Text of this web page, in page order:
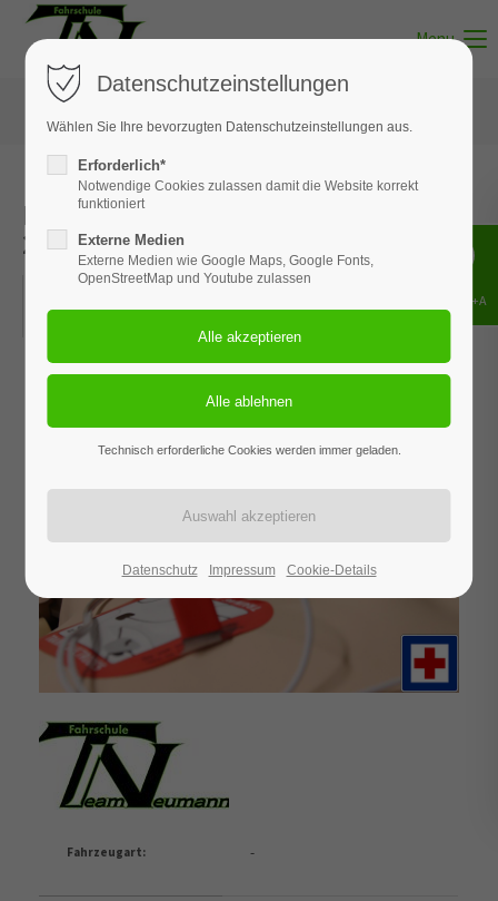
Menu
Erste-Hilfe-Kurs | 17. Dezember
2022
17.12.2022, 09:00–16:00
Fahrzeugart: -
Datenschutzeinstellungen
Wählen Sie Ihre bevorzugten Datenschutzeinstellungen aus.
Erforderlich*
Notwendige Cookies zulassen damit die Website korrekt
funktioniert
Externe Medien
Externe Medien wie Google Maps, Google Fonts,
OpenStreetMap und Youtube zulassen
Technisch erforderliche Cookies werden immer geladen.
Datenschutz Impressum Cookie-Details
Shift+Alt+A